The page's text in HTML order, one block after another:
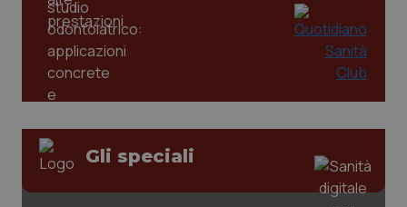
Gli speciali
www.quotidianosanita.it